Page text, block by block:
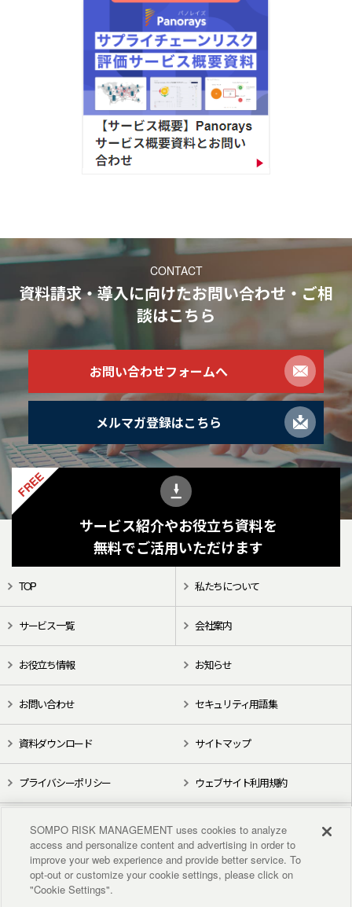
CONTACT
資料請求・導入に向けたお問い合わせ・ご相
談はこちら
お問い合わせフォームへ
メルマガ登録はこちら
FREE
サービス紹介やお役立ち資料を
無料でご活用いただけます
TOP 私たちについて
サービス一覧 会社案内
お役立ち情報 お知らせ
お問い合わせ セキュリティ用語集
資料ダウンロード サイトマップ
プライバシーポリシー ウェブサイト利用規約
X（旧Twitter） YouTube
SOMPO RISK MANAGEMENT uses cookies to analyze
access and personalize content and advertising in order to
improve your web experience and provide better service. To
opt-out or customize your cookie settings, please click on
"Cookie Settings".